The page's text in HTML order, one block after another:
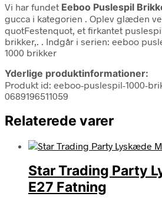
Vi har fundet Eeboo Puslespil
gucca i kategorien . Oplev glæden
quotFestenquot, et firkantet
brikker,. . Indgår i serien: eeboo
1000 brikker
Yderlige produktinformationer:
Produkt id: eeboo-puslespil-1000-
0689196511059
Relaterede varer
Star Trading Party
E27 Fatning